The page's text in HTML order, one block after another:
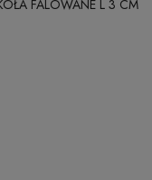
FALOWANE L 3 CM